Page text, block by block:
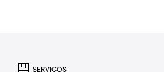
SERVIÇOS